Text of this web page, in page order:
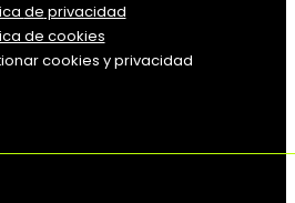
de privacidad
de cookies
cookies y privacidad